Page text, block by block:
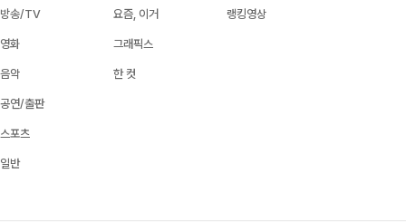
방송/TV
영화
음악
공연/출판
스포츠
일반
요즘, 이거
그래픽스
한 컷
랭킹영상